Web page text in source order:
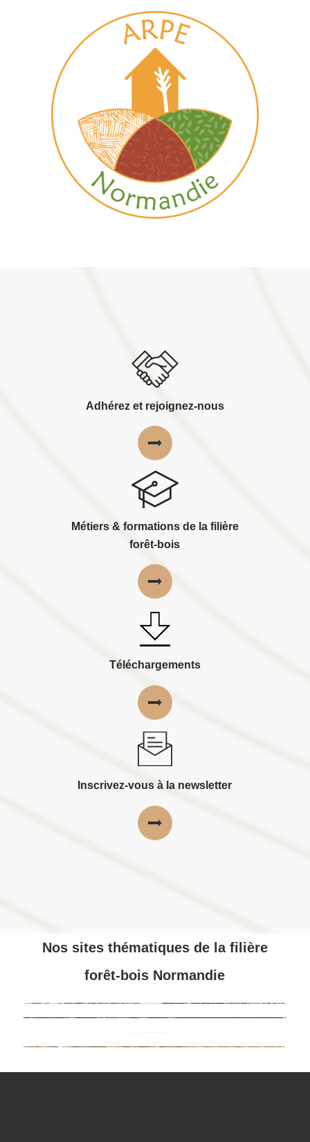
Adhérez et rejoignez-nous
Métiers & formations de la filière
forêt-bois
Téléchargements
Inscrivez-vous à la newsletter
Nos sites thématiques de la filière
forêt-bois Normandie